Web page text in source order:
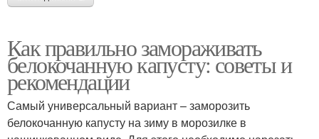
Как правильно замораживать
белокочанную капусту: советы и
рекомендации
Самый универсальный вариант – заморозить
белокочанную капусту на зиму в морозилке в